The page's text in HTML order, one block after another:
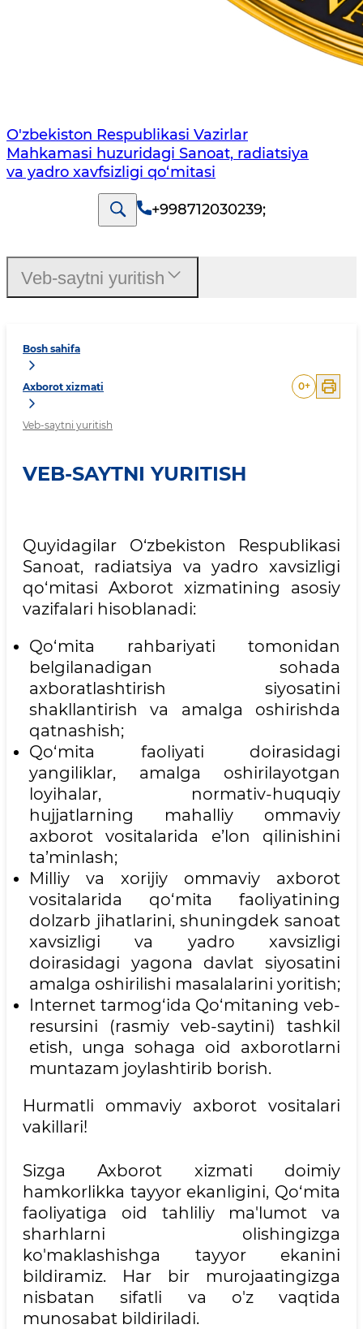
O'zbekiston Respublikasi Vazirlar
Mahkamasi huzuridagi Sanoat, radiatsiya
va yadro xavfsizligi qo‘mitasi
+998712030239;
Bosh sahifa
Axborot xizmati
Veb-saytni yuritish
0+
VEB-SAYTNI YURITISH
Quyidagilar O‘zbekiston Respublikasi
Sanoat, radiatsiya va yadro xavsizligi
qo‘mitasi Axborot xizmatining asosiy
vazifalari hisoblanadi:
Qo‘mita rahbariyati tomonidan
belgilanadigan sohada
axboratlashtirish siyosatini
shakllantirish va amalga oshirishda
qatnashish;
Qo‘mita faoliyati doirasidagi
yangiliklar, amalga oshirilayotgan
loyihalar, normativ-huquqiy
hujjatlarning mahalliy ommaviy
axborot vositalarida e’lon qilinishini
ta’minlash;
Milliy va xorijiy ommaviy axborot
vositalarida qo‘mita faoliyatining
dolzarb jihatlarini, shuningdek sanoat
xavsizligi va yadro xavsizligi
doirasidagi yagona davlat siyosatini
amalga oshirilishi masalalarini yoritish;
Internet tarmog‘ida Qo‘mitaning veb-
resursini (rasmiy veb-saytini) tashkil
etish, unga sohaga oid axborotlarni
muntazam joylashtirib borish.
Hurmatli ommaviy axborot vositalari
vakillari!
Sizga Axborot xizmati doimiy
hamkorlikka tayyor ekanligini, Qo‘mita
faoliyatiga oid tahliliy ma'lumot va
sharhlarni olishingizga
ko'maklashishga tayyor ekanini
bildiramiz. Har bir murojaatingizga
nisbatan sifatli va o'z vaqtida
munosabat bildiriladi.
Veb-saytni yuritish